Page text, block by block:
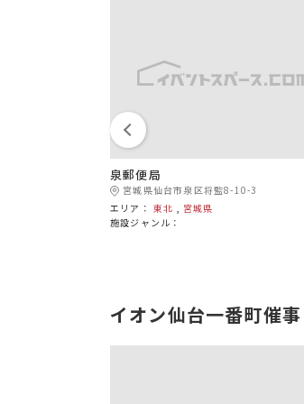
泉郵便局
宮城県仙台市泉区将監8-10-3
エリア： 東北
宮城県
施設ジャンル：
イオン仙台一番町催